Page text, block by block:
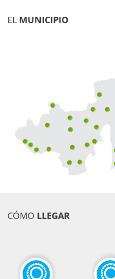
EL MUNICIPIO
CÓMO LLEGAR